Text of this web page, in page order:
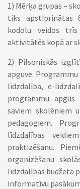
1) Mērķa grupas –
tiks apstiprinātas
kodolu veidos
aktivitātēs kopā ar
2) Pilsoniskās
apguve.
līdzdalība, e-
programmu
saviem skolēniem
pedagogiem.
līdzdalības
praktizēšanu.
organizēšanu
līdzdalības budžeta
informatīvu